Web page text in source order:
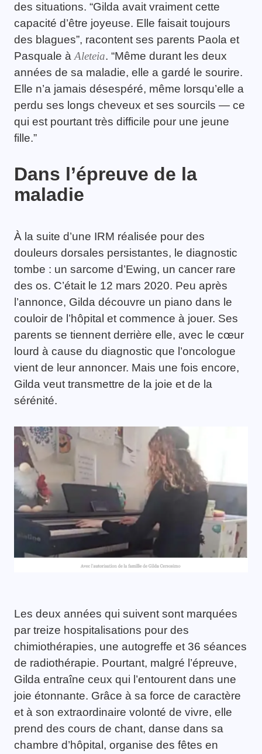
des situations. “Gilda avait vraiment cette
capacité d’être joyeuse. Elle faisait toujours
des blagues”, racontent ses parents Paola et
Pasquale à Aleteia. “Même durant les deux
années de sa maladie, elle a gardé le sourire.
Elle n’a jamais désespéré, même lorsqu’elle a
perdu ses longs cheveux et ses sourcils — ce
qui est pourtant très difficile pour une jeune
fille.”
Dans l’épreuve de la
maladie
À la suite d’une IRM réalisée pour des
douleurs dorsales persistantes, le diagnostic
tombe : un sarcome d’Ewing, un cancer rare
des os. C’était le 12 mars 2020. Peu après
l’annonce, Gilda découvre un piano dans le
couloir de l’hôpital et commence à jouer. Ses
parents se tiennent derrière elle, avec le cœur
lourd à cause du diagnostic que l’oncologue
vient de leur annoncer. Mais une fois encore,
Gilda veut transmettre de la joie et de la
sérénité.
Les deux années qui suivent sont marquées
par treize hospitalisations pour des
chimiothérapies, une autogreffe et 36 séances
de radiothérapie. Pourtant, malgré l’épreuve,
Gilda entraîne ceux qui l’entourent dans une
joie étonnante. Grâce à sa force de caractère
et à son extraordinaire volonté de vivre, elle
prend des cours de chant, danse dans sa
chambre d’hôpital, organise des fêtes en